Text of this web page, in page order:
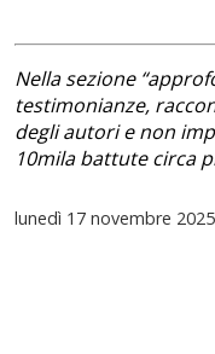
Nella sezione
testimonianze,
degli autori e non
10mila battute circa
lunedì 17 novembre 2025